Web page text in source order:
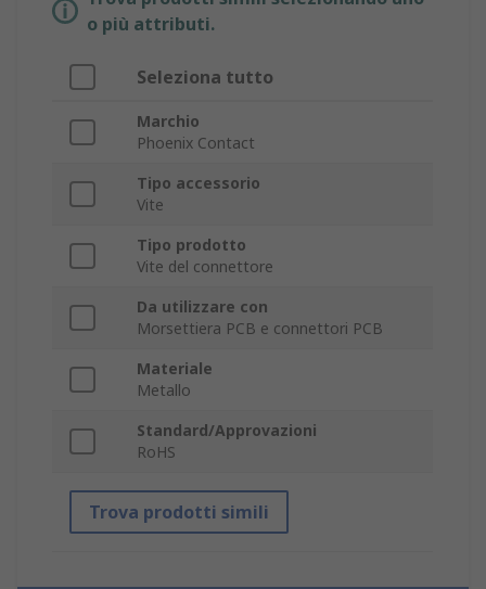
o più attributi.
Seleziona tutto
Marchio
Phoenix Contact
Tipo accessorio
Vite
Tipo prodotto
Vite del connettore
Da utilizzare con
Morsettiera PCB e connettori PCB
Materiale
Metallo
Standard/Approvazioni
RoHS
Trova prodotti simili